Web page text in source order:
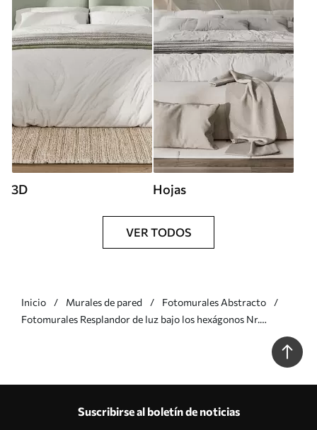
3D Hojas
VER TODOS
Inicio Murales de pared
Fotomurales Abstracto
Fotomurales Resplandor de luz bajo los hexágonos Nr.
Suscribirse al boletín de noticias